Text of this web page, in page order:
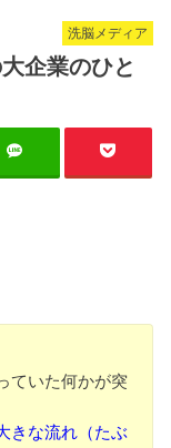
洗脳メディア
企業のひと
ていた何かが突
きな流れ（たぶ